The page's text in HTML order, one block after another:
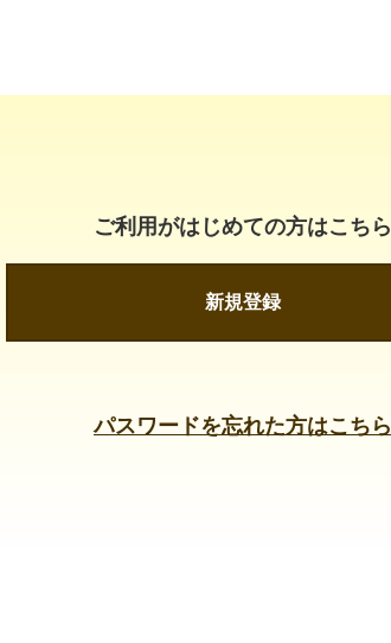
ご利用がはじめての方はこちら
新規登録
パスワードを忘れた方はこちら